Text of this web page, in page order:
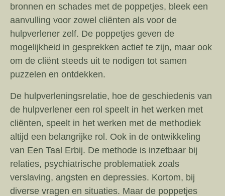
bronnen en schades met de poppetjes, bleek een
aanvulling voor zowel cliënten als voor de
hulpverlener zelf. De poppetjes geven de
mogelijkheid in gesprekken actief te zijn, maar ook
om de cliënt steeds uit te nodigen tot samen
puzzelen en ontdekken.
De hulpverleningsrelatie, hoe de geschiedenis van
de hulpverlener een rol speelt in het werken met
cliënten, speelt in het werken met de methodiek
altijd een belangrijke rol. Ook in de ontwikkeling
van Een Taal Erbij. De methode is inzetbaar bij
relaties, psychiatrische problematiek zoals
verslaving, angsten en depressies. Kortom, bij
diverse vragen en situaties. Maar de poppetjes